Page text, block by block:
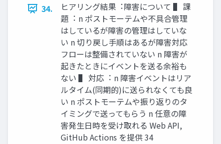
34.
ヒアリング結果︓障害について ▌ 課
題︓ n ポストモーテムや不具合管理
はしているが障害の管理はしていな
い n 切り戻し⼿順はあるが障害対応
フローは整備されていない n 障害が
起きたときにイベントを送る余裕も
ない ▌ 対応︓ n 障害イベントはリア
ルタイム(同期的)に送られなくても良
い n ポストモーテムや振り返りのタ
イミングで送ってもらう n 任意の障
害発⽣⽇時を受け取れる Web API,
GitHub Actions を提供 34